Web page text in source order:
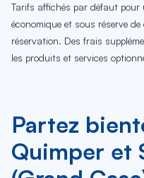
Tarifs affichés par défaut pour
économique et sous réserve
réservation. Des frais
les produits et services
Partez
Quimper et